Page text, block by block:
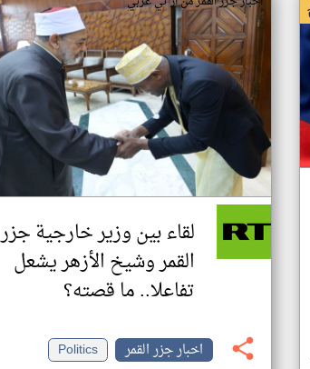
لقاء بين وزير خارجية جزر
القمر وشيخ الأزهر يشعل
تفاعلا.. ما قصته؟
اخبار جزر القمر
Politics